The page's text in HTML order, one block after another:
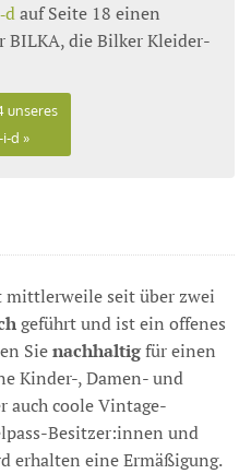
auf Seite 18 einen
BILKA, die Bilker Kleider­
unseres
d
seit über zwei
geführt und ist ein offenes
Sienachhaltigfür einen
Kinder-, Damen- und
auch coole Vintage-
Besitzer:innen und
erhalten eine Ermäßigung.